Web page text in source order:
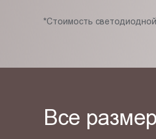
*Стоимость
Все